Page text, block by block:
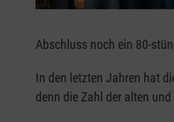
Abschluss noch ein 80-
In den letzten Jahren hat
denn die Zahl der alten